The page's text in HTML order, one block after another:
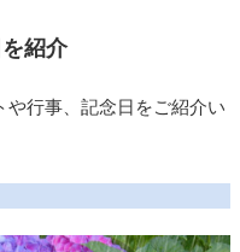
紹介
や行事、記念日をご紹介い